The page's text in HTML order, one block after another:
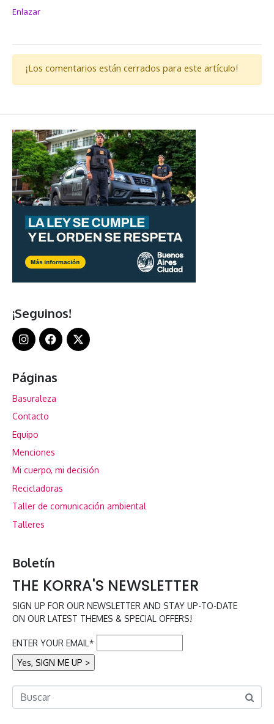
Enlazar
¡Los comentarios están cerrados para este artículo!
¡Seguinos!
Páginas
Basuraleza
Contacto
Equipo
Menciones
Mi cuerpo, mi decisión
Recicladoras
Taller de comunicación ambiental
Talleres
Boletín
THE KORRA'S NEWSLETTER
SIGN UP FOR OUR NEWSLETTER AND STAY UP-TO-DATE
ON OUR LATEST THEMES & SPECIAL OFFERS!
ENTER YOUR EMAIL*